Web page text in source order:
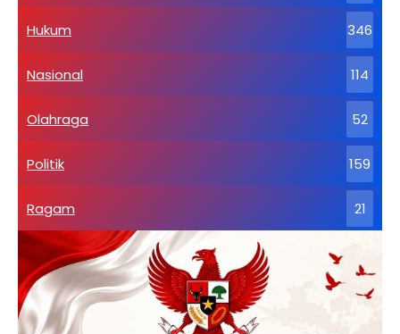
Hukum 346
Nasional 114
Olahraga 52
Politik 159
Ragam 21